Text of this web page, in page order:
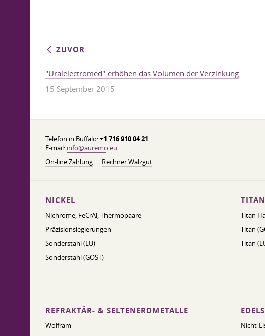
ZUVOR
"Uralelectromed" erhöhen das Volumen der Verzinkung
15 September 2015
Telefon in Buffalo:+1 716 910 04 21
E-mail: info@auremo.eu
On-line Zahlung
Rechner Walzgut
NICKEL
Nichrome, FeСrAl, ​​Thermopaare
Präzisionslegierungen
Sonderstahl (EU)
Sonderstahl (GOST)
TITAN
Titan
Titan
Titan
REFRAKTÄR- & SELTENERDMETALLE
Wolfram
Nicht-